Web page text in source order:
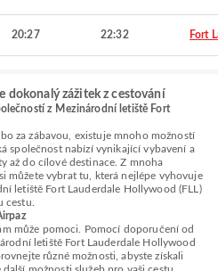
20:27 22:32 Fort
dokonalý zážitek z cestování
z Mezinárodní letiště Fort
za zábavou, existuje mnoho možností
společnost nabízí vynikající vybavení a
až do cílové destinace. Z mnoha
můžete vybrat tu, která nejlépe vyhovuje
letiště Fort Lauderdale Hollywood (FLL)
cestu.
může pomoci. Pomocí doporučení od
letiště Fort Lauderdale Hollywood
různé možnosti, abyste získali